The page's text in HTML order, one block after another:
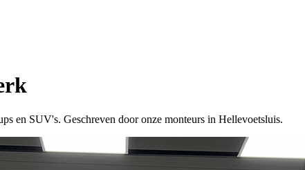
en SUV's. Geschreven door onze monteurs in Hellevoetsluis.